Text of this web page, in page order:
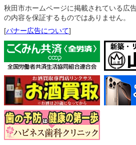
秋田市ホームページに掲載されている広
の内容を保証するものではありません。
[バナー広告について]